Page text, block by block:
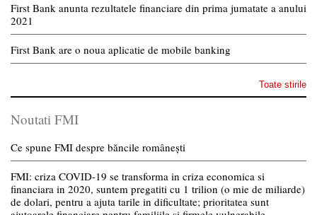
First Bank anunta rezultatele financiare din prima jumatate a anului
2021
First Bank are o noua aplicatie de mobile banking
Toate stirile
Noutati FMI
Ce spune FMI despre băncile românești
FMI: criza COVID-19 se transforma in criza economica si
financiara in 2020, suntem pregatiti cu 1 trilion (o mie de miliarde)
de dolari, pentru a ajuta tarile in dificultate; prioritatea sunt